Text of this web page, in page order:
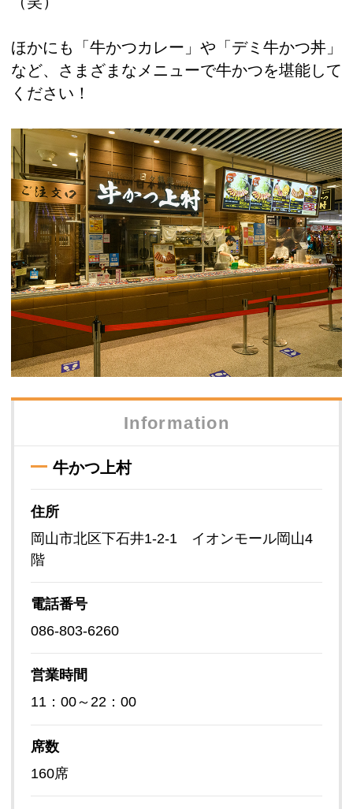
ほかにも「牛かつカレー」や「デミ牛かつ丼」
など、さまざまなメニューで牛かつを堪能して
ください！
Information
牛かつ上村
住所
岡山市北区下石井1-2-1 イオンモール岡山4
階
電話番号
086-803-6260
営業時間
11：00～22：00
席数
160席